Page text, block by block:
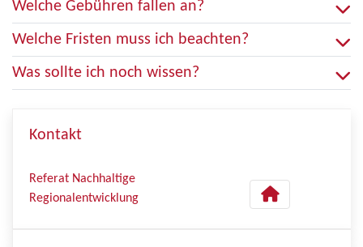
Welche Gebühren fallen an?
Welche Fristen muss ich beachten?
Was sollte ich noch wissen?
Kontakt
Referat Nachhaltige
Regionalentwicklung